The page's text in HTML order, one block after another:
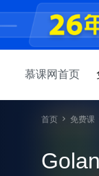
慕课网首页
首页 免费课